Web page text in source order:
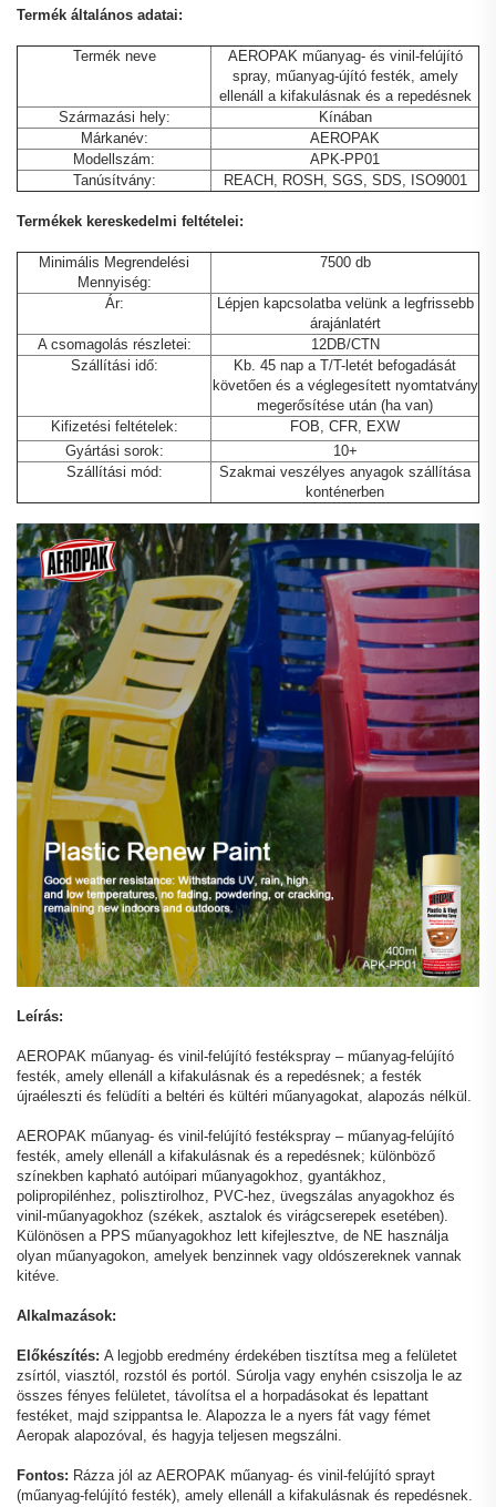
Termék általános adatai:
Termék neve
AEROPAK műanyag- és vinil-felújító
spray, műanyag-újító festék, amely
ellenáll a kifakulásnak és a repedésnek
Származási hely:
Kínában
Márkanév:
AEROPAK
Modellszám:
APK-PP01
Tanúsítvány:
REACH, ROSH, SGS, SDS, ISO9001
Termékek kereskedelmi feltételei:
Minimális Megrendelési
Mennyiség:
7500 db
Ár:
Lépjen kapcsolatba velünk a legfrissebb
árajánlatért
A csomagolás részletei:
12DB/CTN
Szállítási idő:
Kb. 45 nap a T/T-letét befogadását
követően és a véglegesített nyomtatvány
megerősítése után (ha van)
Kifizetési feltételek:
FOB, CFR, EXW
Gyártási sorok:
10+
Szállítási mód:
Szakmai veszélyes anyagok szállítása
konténerben
Leírás:
AEROPAK műanyag- és vinil-felújító festékspray – műanyag-felújító
festék, amely ellenáll a kifakulásnak és a repedésnek; a festék
újraéleszti és felüdíti a beltéri és kültéri műanyagokat, alapozás nélkül.
AEROPAK műanyag- és vinil-felújító festékspray – műanyag-felújító
festék, amely ellenáll a kifakulásnak és a repedésnek; különböző
színekben kapható autóipari műanyagokhoz, gyantákhoz,
polipropilénhez, polisztirolhoz, PVC-hez, üvegszálas anyagokhoz és
vinil-műanyagokhoz (székek, asztalok és virágcserepek esetében).
Különösen a PPS műanyagokhoz lett kifejlesztve, de NE használja
olyan műanyagokon, amelyek benzinnek vagy oldószereknek vannak
kitéve.
Alkalmazások:
Előkészítés: A legjobb eredmény érdekében tisztítsa meg a felületet
zsírtól, viasztól, rozstól és portól. Súrolja vagy enyhén csiszolja le az
összes fényes felületet, távolítsa el a horpadásokat és lepattant
festéket, majd szippantsa le. Alapozza le a nyers fát vagy fémet
Aeropak alapozóval, és hagyja teljesen megszálni.
Fontos: Rázza jól az AEROPAK műanyag- és vinil-felújító sprayt
(műanyag-felújító festék), amely ellenáll a kifakulásnak és repedésnek.